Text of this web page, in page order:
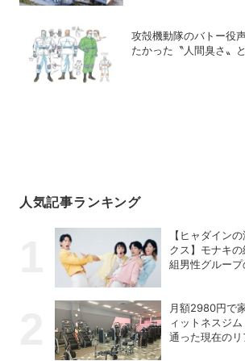
攻殻機動隊のバトー役
たかった〝人間臭さ〟
人気記事ランキング
【ヒャダイン
クス】モナキ
組男性グルー
月額2980円で
ィットネスジ
通った現在の